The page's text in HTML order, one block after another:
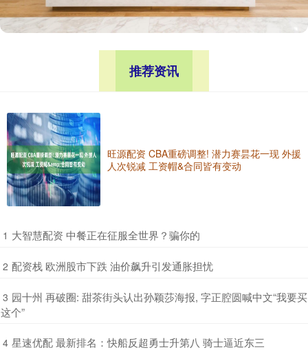
推荐资讯
旺源配资 CBA重磅调整! 潜力赛昙花一现 外援
人次锐减 工资帽&合同皆有变动
1 ​大智慧配资 中餐正在征服全世界？骗你的
2 ​配资栈 欧洲股市下跌 油价飙升引发通胀担忧
3 ​园十州 再破圈: 甜茶街头认出孙颖莎海报, 字正腔圆喊中文“我要买
这个”
4 ​星速优配 最新排名：快船反超勇士升第八 骑士逼近东三